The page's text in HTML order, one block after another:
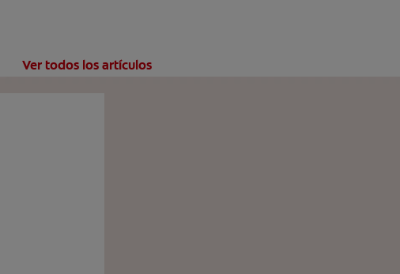
Ver todos los artículos